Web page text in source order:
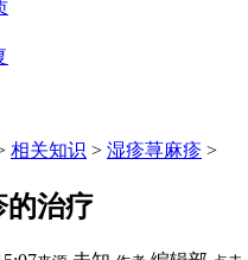
相关知识 > 湿疹荨麻疹 >
的治疗